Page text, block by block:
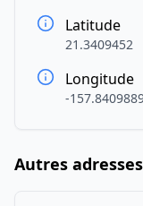
Latitude
21.3409452
Longitude
-
Autres adresses